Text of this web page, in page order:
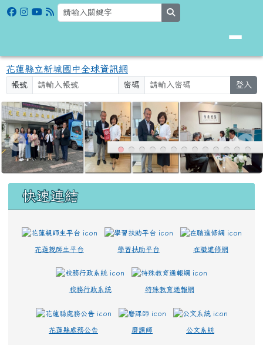
跳至主內容區
花蓮縣立新城國中全球資訊網
花蓮縣立新城國中全球資訊網
帳號 密碼 登入
上中區域內容
快速連結
花蓮親師生平台 學習扶助平台 在職進修網
校務行政系統 特殊教育通報網
花蓮縣處務公告 磨課師 公文系統
頁尾區域